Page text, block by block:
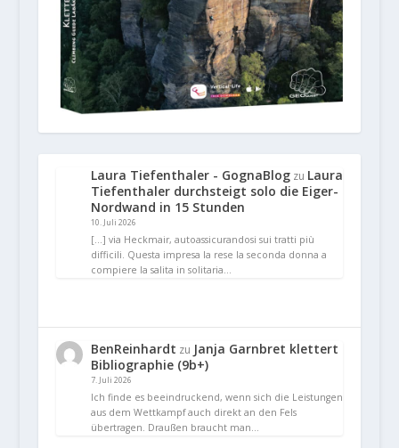
Laura Tiefenthaler - GognaBlogzu Laura
Tiefenthaler durchsteigt solo die Eiger-
Nordwand in 15 Stunden
10. Juli 2026
[…] via Heckmair, autoassicurandosi sui tratti più
difficili. Questa impresa la rese la seconda donna a
compiere la salita in solitaria…
BenReinhardt zu Janja Garnbret klettert
Bibliographie (9b+)
7. Juli 2026
Ich finde es beeindruckend, wenn sich die Leistungen
aus dem Wettkampf auch direkt an den Fels
übertragen. Draußen braucht man…